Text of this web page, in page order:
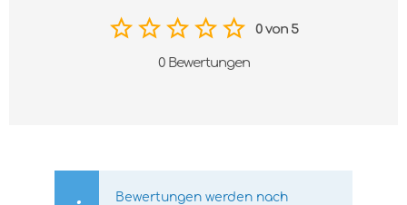
0 von 5
0 Bewertungen
Bewertungen werden nach